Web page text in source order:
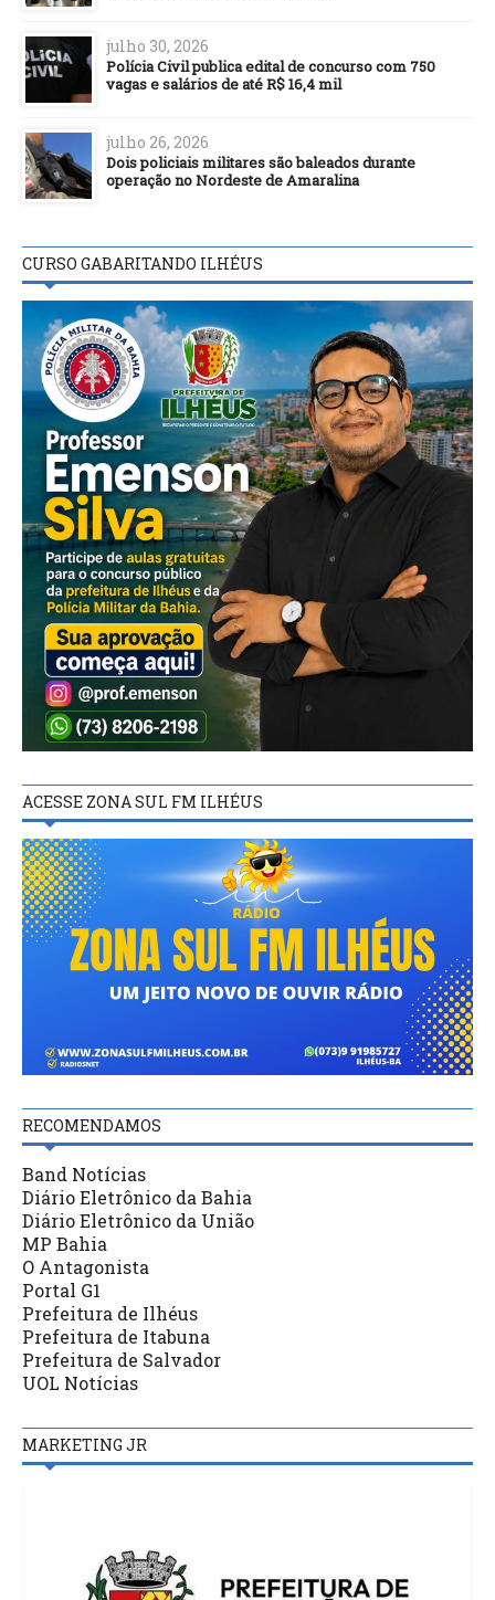
julho 30, 2026
Polícia Civil publica edital de concurso com 750
vagas e salários de até R$ 16,4 mil
julho 26, 2026
Dois policiais militares são baleados durante
operação no Nordeste de Amaralina
CURSO GABARITANDO ILHÉUS
ACESSE ZONA SUL FM ILHÉUS
RECOMENDAMOS
Band Notícias
Diário Eletrônico da Bahia
Diário Eletrônico da União
MP Bahia
O Antagonista
Portal G1
Prefeitura de Ilhéus
Prefeitura de Itabuna
Prefeitura de Salvador
UOL Notícias
MARKETING JR